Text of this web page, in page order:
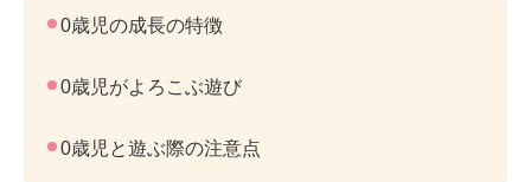
0歳児の成長の特徴
0歳児がよろこぶ遊び
0歳児と遊ぶ際の注意点